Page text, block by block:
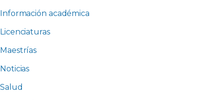
Información académica
Licenciaturas
Maestrías
Noticias
Salud